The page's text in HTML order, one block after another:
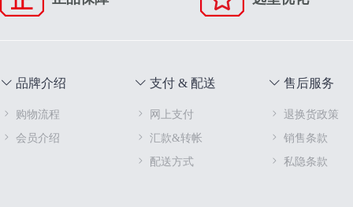
品牌介绍
购物流程
会员介绍
支付 & 配送
网上支付
汇款&转帐
配送方式
售后服务
退换货政策
销售条款
私隐条款